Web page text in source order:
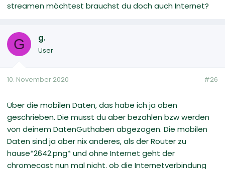
streamen möchtest brauchst du doch auch Internet?
G g.
User
10. November 2020 #26
Über die mobilen Daten, das habe ich ja oben
geschrieben. Die musst du aber bezahlen bzw werden
von deinem DatenGuthaben abgezogen. Die mobilen
Daten sind ja aber nix anderes, als der Router zu
hause‍*2642.png* und ohne Internet geht der
chromecast nun mal nicht. ob die Internetverbindung